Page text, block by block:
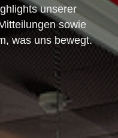
unserer
sowie
was uns bewegt.